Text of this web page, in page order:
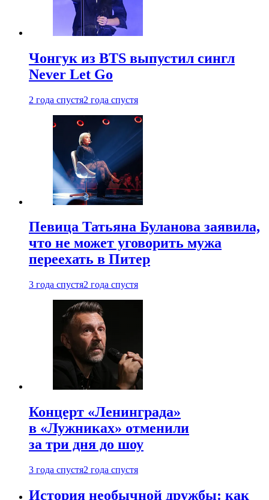
Чонгук из BTS выпустил сингл
Never Let Go
2 года спустя2 года спустя
Певица Татьяна Буланова заявила,
что не может уговорить мужа
переехать в Питер
3 года спустя2 года спустя
Концерт «Ленинграда»
в «Лужниках» отменили
за три дня до шоу
3 года спустя2 года спустя
История необычной дружбы: как